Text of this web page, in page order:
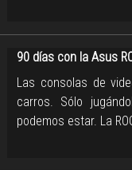
90 días con la Asus
Las consolas de
carros. Sólo
podemos estar. La